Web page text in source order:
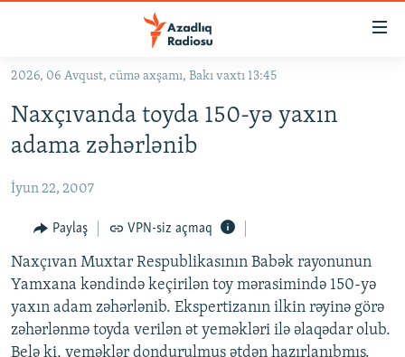
Əsas
qayıt
Əsas
qayıt
#İZAHLA
#ƏSLINDƏ
FƏRQƏ BAX
QANUNI DOĞRU
ARAŞDIRMA
MULTIMEDIA
2026, 06 Avqust, cümə axşamı, Bakı vaxtı 13:45
Naxçıvanda toyda 150-yə yaxın
adama zəhərlənib
İyun 22, 2007
Paylaş VPN-siz açmaq
Naxçıvan Muxtar Respublikasının Babək rayonunun
Yamxana kəndində keçirilən toy mərasimində 150-yə
yaxın adam zəhərlənib. Ekspertizanın ilkin rəyinə görə
zəhərlənmə toyda verilən ət yeməkləri ilə əlaqədar olub.
Belə ki, yeməklər dondurulmuş ətdən hazırlanıbmış.